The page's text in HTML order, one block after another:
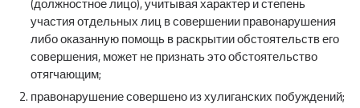
участия отдельных лиц в совершении правонарушения
либо оказанную помощь в раскрытии обстоятельств его
совершения, может не признать это обстоятельство
отягчающим;
правонарушение совершено из хулиганских побуждений;